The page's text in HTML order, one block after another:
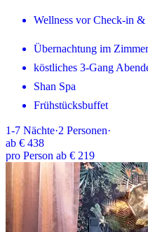
Wellness vor Check-in
Übernachtung im
köstliches 3-Gang
Shan Spa
Frühstücksbuffet
1-7 Nächte·2 Personen·
ab € 438
pro Person ab € 219